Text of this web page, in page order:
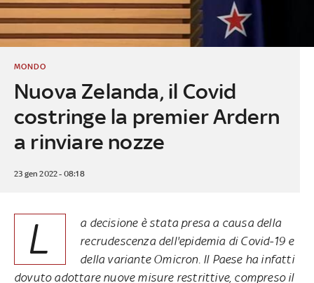
Nuova Zelanda, il Covid
costringe la premier Ardern
a rinviare nozze
MONDO
23 gen 2022 - 08:18
L
a decisione è stata presa a causa della
recrudescenza dell'epidemia di Covid-19 e
della variante Omicron. Il Paese ha infatti
dovuto adottare nuove misure restrittive, compreso il